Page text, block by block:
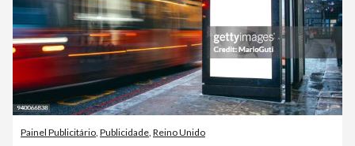
Painel Publicitário Publicidade Reino Unido